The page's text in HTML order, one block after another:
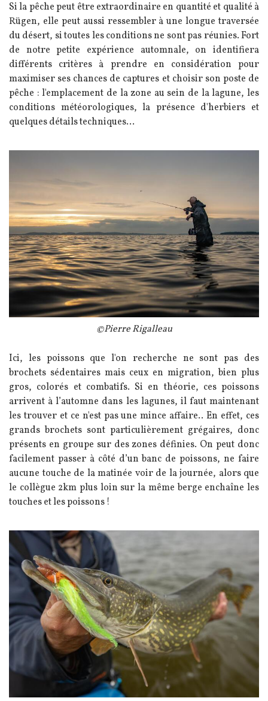
Si la pêche peut être extraordinaire en quantité et qualité à
Rügen, elle peut aussi ressembler à une longue traversée
du désert, si toutes les conditions ne sont pas réunies. Fort
de notre petite expérience automnale, on identifiera
différents critères à prendre en considération pour
maximiser ses chances de captures et choisir son poste de
pêche : l'emplacement de la zone au sein de la lagune, les
conditions météorologiques, la présence d'herbiers et
quelques détails techniques...
©Pierre Rigalleau
Texte
Ici, les poissons que l'on recherche ne sont pas des
brochets sédentaires mais ceux en migration, bien plus
gros, colorés et combatifs. Si en théorie, ces poissons
arrivent à l’automne dans les lagunes, il faut maintenant
les trouver et ce n'est pas une mince affaire.. En effet, ces
grands brochets sont particulièrement grégaires, donc
présents en groupe sur des zones définies. On peut donc
facilement passer à côté d’un banc de poissons, ne faire
aucune touche de la matinée voir de la journée, alors que
le collègue 2km plus loin sur la même berge enchaîne les
touches et les poissons !
Image